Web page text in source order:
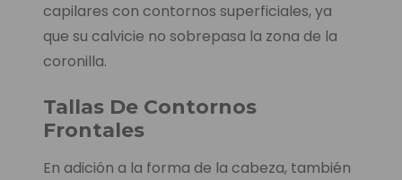
capilares con contornos superficiales, ya
que su calvicie no sobrepasa la zona de la
coronilla.
Tallas De Contornos
Frontales
En adición a la forma de la cabeza, también